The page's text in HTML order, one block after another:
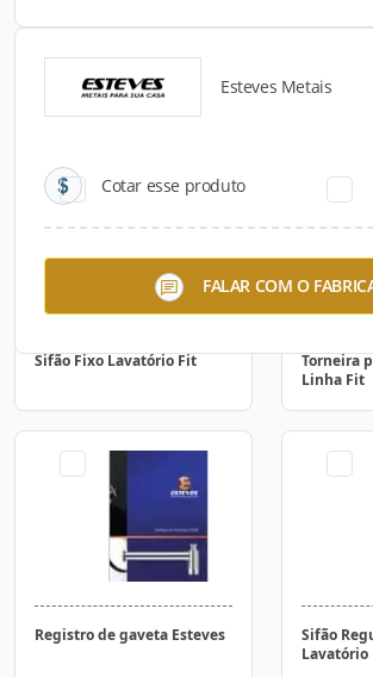
Esteves Metais
Cotar esse produto
FALAR COM O
Catálogos para
Sifão Fixo Lavatório Fit
Torneira
Linha Fit
Registro de gaveta Esteves
Sifão
Lavatório